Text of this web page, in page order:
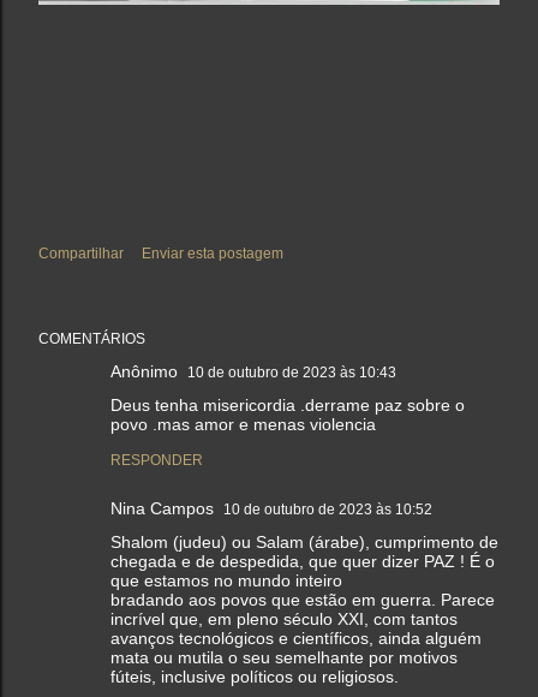
Compartilhar Enviar esta postagem
COMENTÁRIOS
Anônimo 10 de outubro de 2023 às 10:43
Deus tenha misericordia .derrame paz sobre o
povo .mas amor e menas violencia
RESPONDER
Nina Campos 10 de outubro de 2023 às 10:52
Shalom (judeu) ou Salam (árabe), cumprimento de
chegada e de despedida, que quer dizer PAZ ! É o
que estamos no mundo inteiro
bradando aos povos que estão em guerra. Parece
incrível que, em pleno século XXI, com tantos
avanços tecnológicos e científicos, ainda alguém
mata ou mutila o seu semelhante por motivos
fúteis, inclusive políticos ou religiosos.